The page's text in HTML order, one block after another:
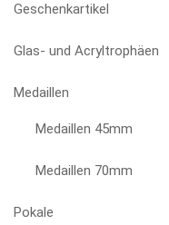
Geschenkartikel
Glas- und Acryltrophäen
Medaillen
Medaillen 45mm
Medaillen 70mm
Pokale